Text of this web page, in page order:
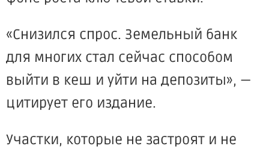
«Снизился спрос. Земельный банк
для многих стал сейчас способом
выйти в кеш и уйти на депозиты», —
цитирует его издание.
Участки, которые не застроят и не